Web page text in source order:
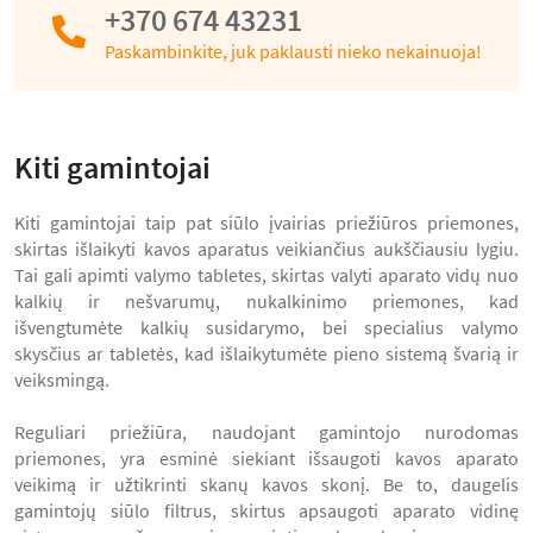
Kiti gamintojai
Kiti gamintojai taip pat siūlo įvairias priežiūros priemones,
skirtas išlaikyti kavos aparatus veikiančius aukščiausiu lygiu.
Tai gali apimti valymo tabletes, skirtas valyti aparato vidų nuo
kalkių ir nešvarumų, nukalkinimo priemones, kad
išvengtumėte kalkių susidarymo, bei specialius valymo
skysčius ar tabletės, kad išlaikytumėte pieno sistemą švarią ir
veiksmingą.
Reguliari priežiūra, naudojant gamintojo nurodomas
priemones, yra esminė siekiant išsaugoti kavos aparato
veikimą ir užtikrinti skanų kavos skonį. Be to, daugelis
gamintojų siūlo filtrus, skirtus apsaugoti aparato vidinę
+370 674 43231
Paskambinkite, juk paklausti nieko nekainuoja!